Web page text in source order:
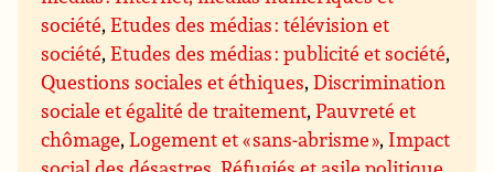
société,Etudes des médias : télévision et
société,Etudes des médias : publicité et société,
Questions sociales et éthiques,Discrimination
sociale et égalité de traitement,Pauvreté et
chômage,Logement et « sans-abrisme », Impact